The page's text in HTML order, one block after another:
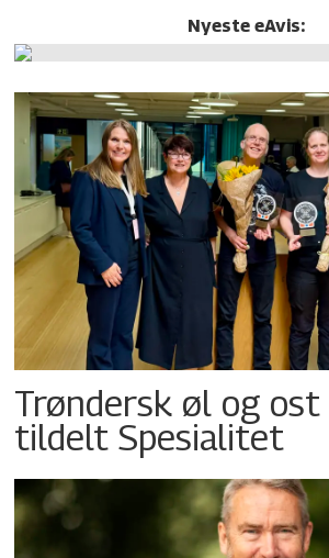
Nyeste eAvis:
Trøndersk øl og
tildelt Spesialitet